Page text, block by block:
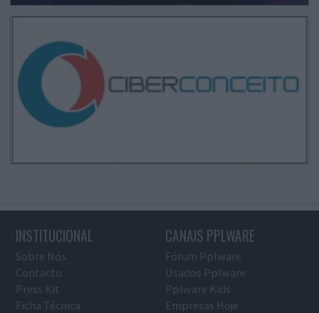
INSTITUCIONAL
Sobre Nós
Contacto
Press Kit
Ficha Técnica
CANAIS PPLWARE
Fórum Pplware
Usados Pplware
Pplware Kids
Empresas Hoje